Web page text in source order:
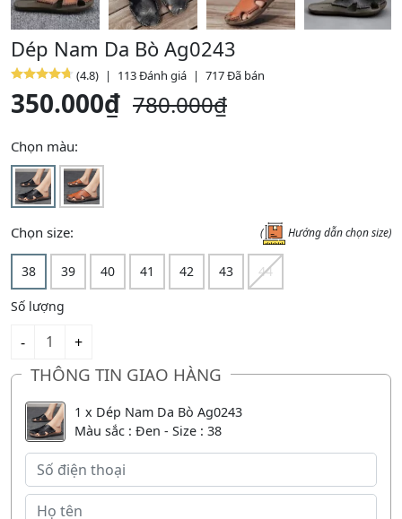
Dép Nam Da Bò Ag0243
(4.8) | 113Đánh giá | 717Đã bán
350.000₫ 780.000₫
Chọn màu:
Chọn size: ( Hướng dẫn chọn size)
38 39 40 41 42 43 44
Số lượng
THÔNG TIN GIAO HÀNG
1 x Dép Nam Da Bò Ag0243
Màu sắc : Đen - Size : 38